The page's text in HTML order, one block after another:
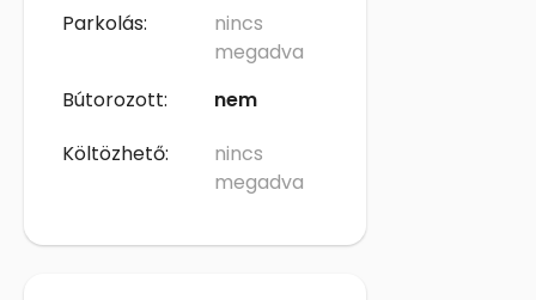
Parkolás:
nincs
megadva
Bútorozott:
nem
Költözhető:
nincs
megadva